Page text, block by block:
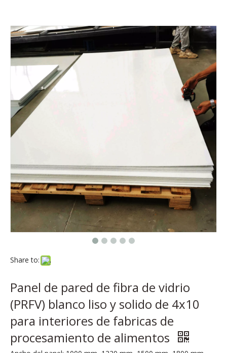
Share to:
​Panel de pared de fibra de vidrio
(PRFV) blanco liso y solido de 4x10
para interiores de fabricas de
procesamiento de alimentos